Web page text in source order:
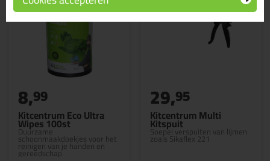
Kitcentrum Eco Ultra
Wipes 100st
Duurzame
schoonmaakdoekjes voor het
reinigen van je handen en
gereedschap
8,99
Kitcentrum Multi
Kitspuit
Soepel verspuiten van lijmen
zoals Sikaflex 221
29,95